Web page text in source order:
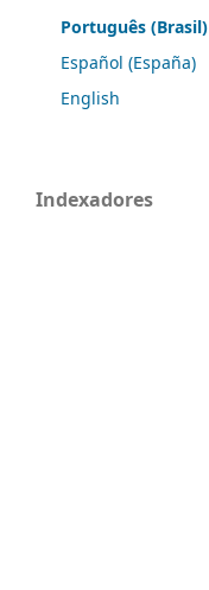
Português (Brasil)
Español (España)
English
Indexadores